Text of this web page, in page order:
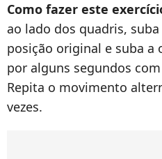
Como fazer este
ao lado dos quadris,
posição original e suba a
por alguns segundos
Repita o movimento
vezes.